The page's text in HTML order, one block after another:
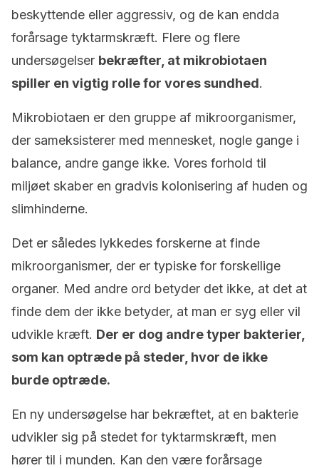
beskyttende eller aggressiv, og de kan endda
forårsage tyktarmskræft. Flere og flere
undersøgelser bekræfter, at mikrobiotaen
spiller en vigtig rolle for vores sundhed.
Mikrobiotaen er den gruppe af mikroorganismer,
der sameksisterer med mennesket, nogle gange i
balance, andre gange ikke. Vores forhold til
miljøet skaber en gradvis kolonisering af huden og
slimhinderne.
Det er således lykkedes forskerne at finde
mikroorganismer, der er typiske for forskellige
organer. Med andre ord betyder det ikke, at det at
finde dem der ikke betyder, at man er syg eller vil
udvikle kræft. Der er dog andre typer bakterier,
som kan optræde på steder, hvor de ikke
burde optræde.
En ny undersøgelse har bekræftet, at en bakterie
udvikler sig på stedet for tyktarmskræft, men
hører til i munden. Kan den være forårsage